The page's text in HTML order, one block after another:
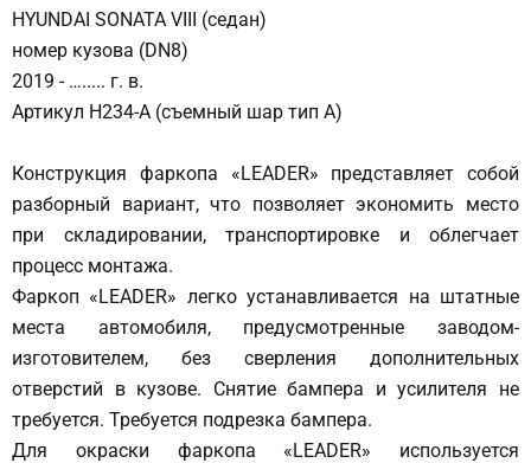
HYUNDAI SONATA VIII (седан)
номер кузова (DN8)
2019 - …..... г. в.
Артикул H234-A (съемный шар тип A)
Конструкция фаркопа «LEADER» представляет собой
разборный вариант, что позволяет экономить место
при складировании, транспортировке и облегчает
процесс монтажа.
Фаркоп «LEADER» легко устанавливается на штатные
места автомобиля, предусмотренные заводом-
изготовителем, без сверления дополнительных
отверстий в кузове. Cнятие бампера и усилителя не
требуется. Требуется подрезка бампера.
Для окраски фаркопа «LEADER» используется